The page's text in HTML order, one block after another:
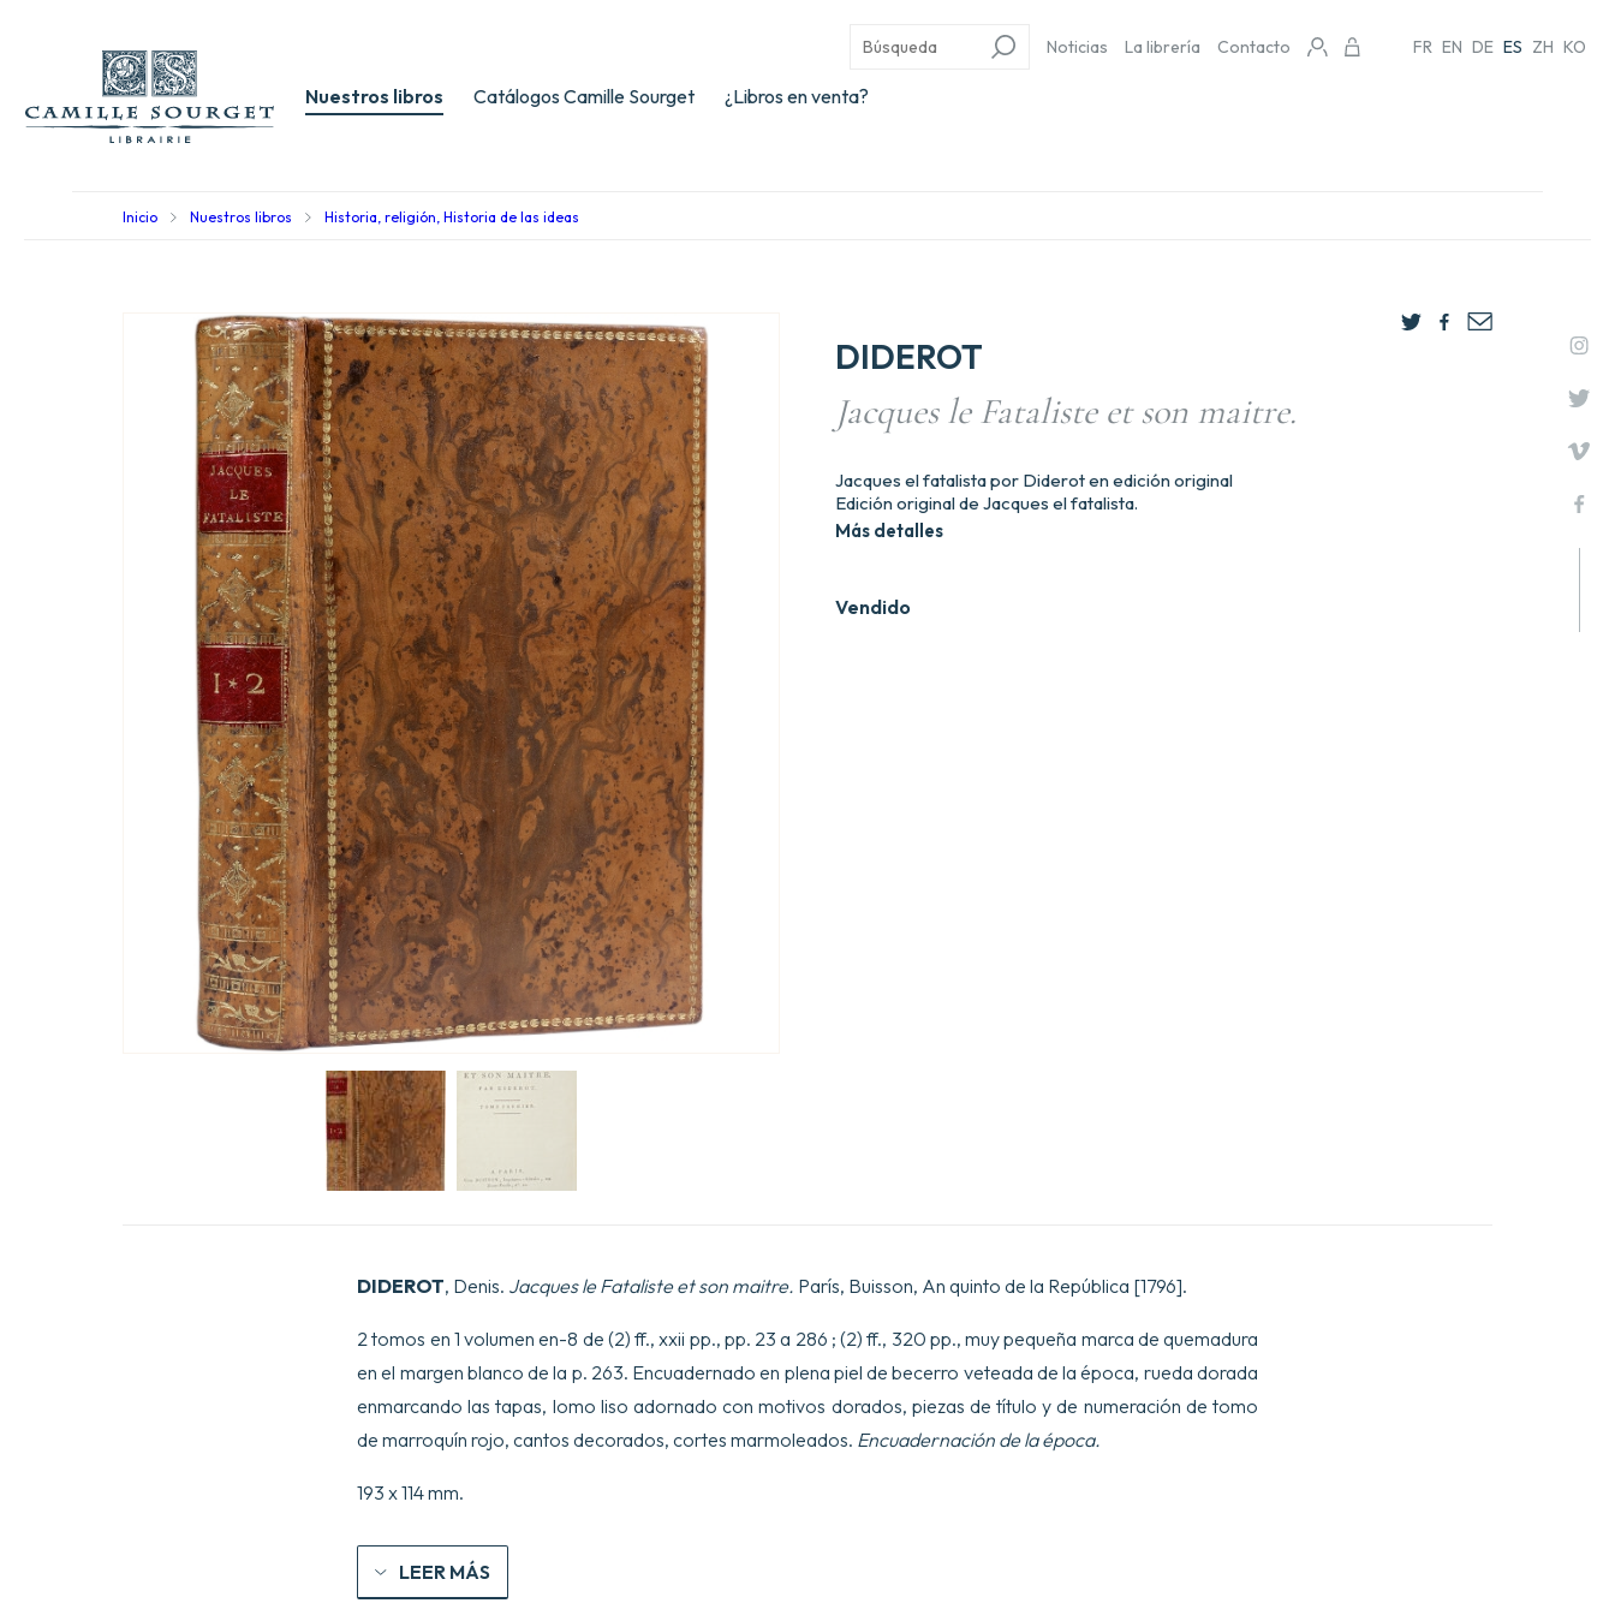
Nuestros libros Catálogos Camille Sourget ¿Libros en venta?
Noticias La librería Contacto FR EN DE ES ZH KO
Inicio Nuestros libros Historia, religión, Historia de las ideas
DIDEROT
Jacques le Fataliste et son maitre.
Vendido
Jacques el fatalista por Diderot en edición original
Edición original de Jacques el fatalista.
Más detalles
DIDEROT, Denis. Jacques le Fataliste et son maitre. París, Buisson, An quinto de la República [1796].
2 tomos en 1 volumen en-8 de (2) ff., xxii pp., pp. 23 a 286 ; (2) ff., 320 pp., muy pequeña marca de quemadura
en el margen blanco de la p. 263. Encuadernado en plena piel de becerro veteada de la época, rueda dorada
enmarcando las tapas, lomo liso adornado con motivos dorados, piezas de título y de numeración de tomo
de marroquín rojo, cantos decorados, cortes marmoleados. Encuadernación de la época.
193 x 114 mm.
LEER MÁS